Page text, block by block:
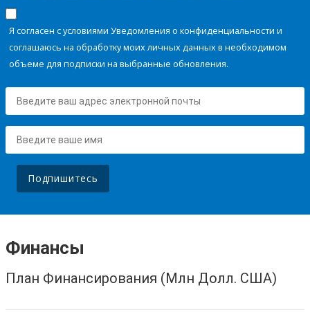
Я согласен с условиями Уведомления о конфиденциальности и
соглашаюсь на обработку моих личных данных в необходимом
объеме для подписки на выбранные обновления.
Подпишитесь
Финансы
План Финансирования (Млн Долл. США)